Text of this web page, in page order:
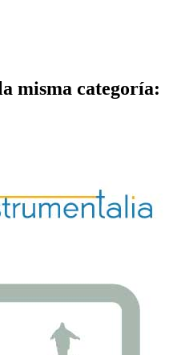
misma categoría: